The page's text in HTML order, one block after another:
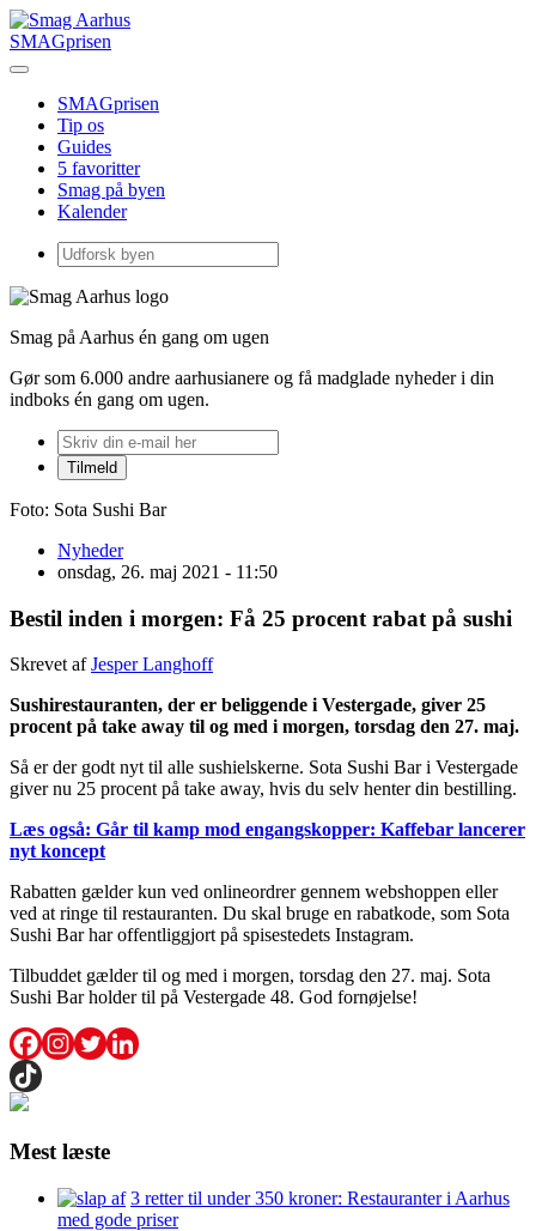
SMAGprisen
SMAGprisen
Tip os
Guides
5 favoritter
Smag på byen
Kalender
Smag på Aarhus én gang om ugen
Gør som 6.000 andre aarhusianere og få madglade nyheder i din
indboks én gang om ugen.
Foto: Sota Sushi Bar
Nyheder
onsdag, 26. maj 2021 - 11:50
Bestil inden i morgen: Få 25 procent rabat på sushi
Skrevet afJesper Langhoff
Sushirestauranten, der er beliggende i Vestergade, giver 25
procent på take away til og med i morgen, torsdag den 27. maj.
Så er der godt nyt til alle sushielskerne. Sota Sushi Bar i Vestergade
giver nu 25 procent på take away, hvis du selv henter din bestilling.
Læs også: Går til kamp mod engangskopper: Kaffebar lancerer
nyt koncept
Rabatten gælder kun ved onlineordrer gennem webshoppen eller
ved at ringe til restauranten. Du skal bruge en rabatkode, som Sota
Sushi Bar har offentliggjort på spisestedets Instagram.
Tilbuddet gælder til og med i morgen, torsdag den 27. maj. Sota
Sushi Bar holder til på Vestergade 48. God fornøjelse!
Mest læste
3 retter til under 350 kroner: Restauranter i Aarhus
med gode priser